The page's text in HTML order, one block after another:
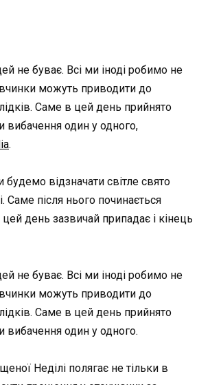
не буває. Всі ми іноді робимо не
вчинки можуть приводити до
Саме в цей день прийнято
вибачення один у одного,
.
будемо відзначати світле свято
Саме після нього починається
цей день зазвичай припадає і кінець
не буває. Всі ми іноді робимо не
вчинки можуть приводити до
Саме в цей день прийнято
вибачення один у одного.
Неділі полягає не тільки в